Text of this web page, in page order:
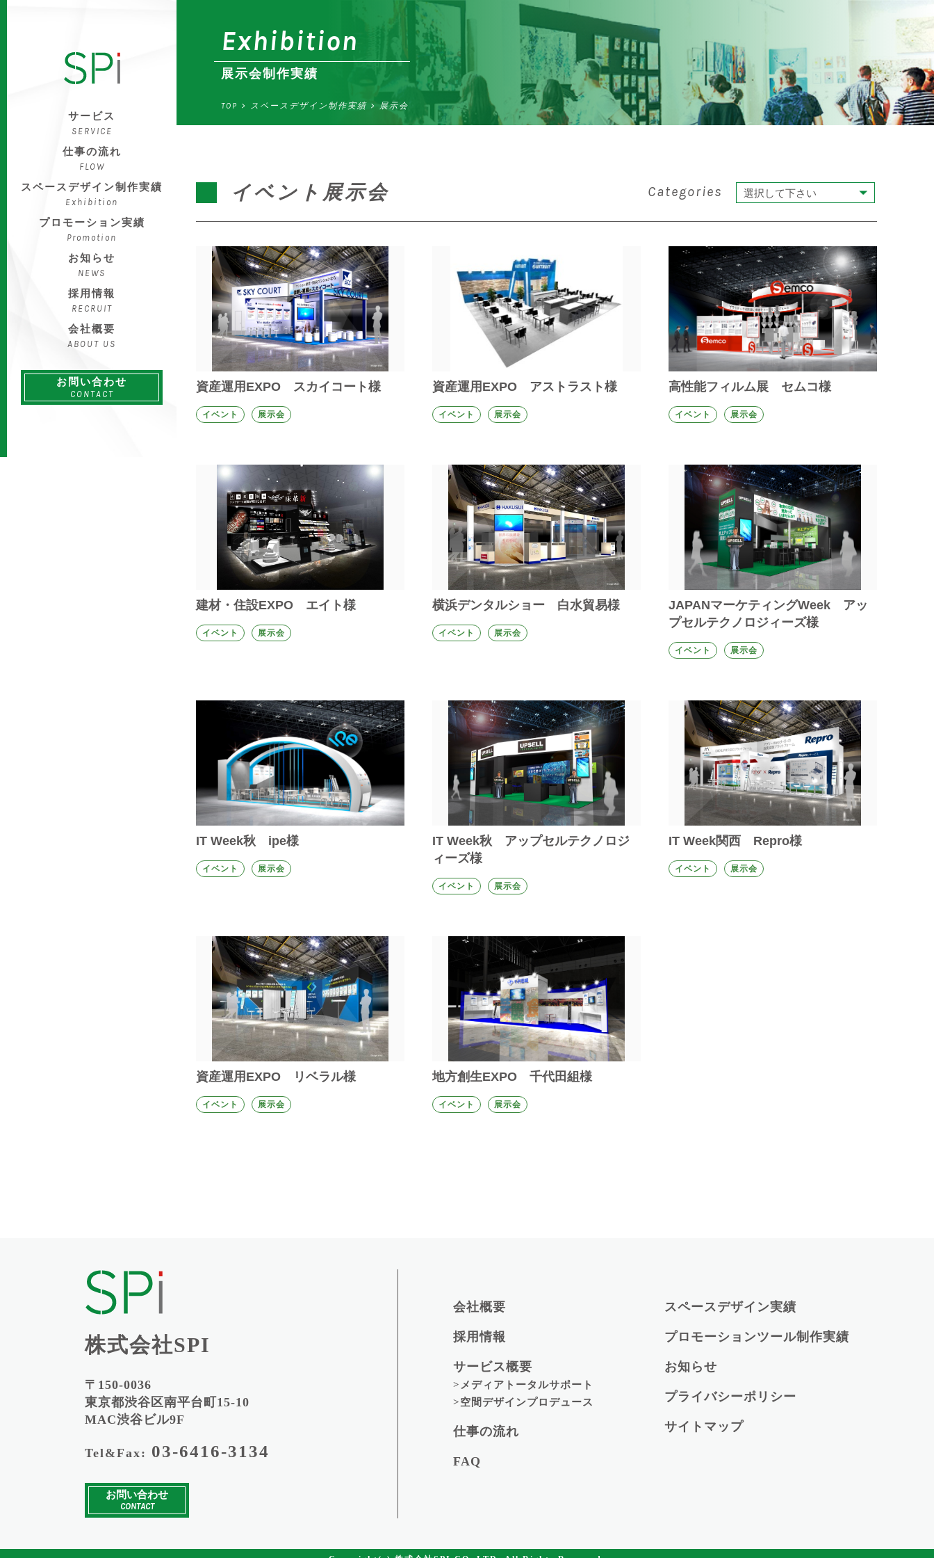
サービス
SERVICE
仕事の流れ
FLOW
スペースデザイン制作実績
Exhibition
プロモーション実績
Promotion
お知らせ
NEWS
採用情報
RECRUIT
会社概要
ABOUT US
お問い合わせ
CONTACT
Exhibition
展示会制作実績
TOP > スペースデザイン制作実績 > 展示会
イベント展示会 Categories
選択して下さい
資産運用EXPO スカイコート様
イベント 展示会
資産運用EXPO アストラスト様
イベント 展示会
高性能フィルム展 セムコ様
イベント 展示会
建材・住設EXPO エイト様
イベント 展示会
横浜デンタルショー 白水貿易様
イベント 展示会
JAPANマーケティングWeek アッ
プセルテクノロジィーズ様
イベント 展示会
IT Week秋 ipe様
イベント 展示会
IT Week秋 アップセルテクノロジ
ィーズ様
イベント 展示会
IT Week関西 Repro様
イベント 展示会
資産運用EXPO リベラル様
イベント 展示会
地方創生EXPO 千代田組様
イベント 展示会
株式会社SPI
〒150-0036
東京都渋谷区南平台町15-10
MAC渋谷ビル9F
Tel&Fax: 03-6416-3134
お問い合わせ
CONTACT
会社概要
採用情報
サービス概要
>メディアトータルサポート
>空間デザインプロデュース
仕事の流れ
FAQ
スペースデザイン実績
プロモーションツール制作実績
お知らせ
プライバシーポリシー
サイトマップ